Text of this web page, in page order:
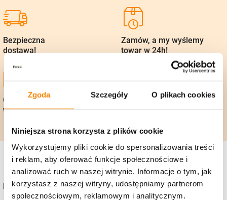
Zgoda Szczegóły O plikach cookies
Niniejsza strona korzysta z plików cookie
Wykorzystujemy pliki cookie do spersonalizowania treści
i reklam, aby oferować funkcje społecznościowe i
analizować ruch w naszej witrynie. Informacje o tym, jak
korzystasz z naszej witryny, udostępniamy partnerom
społecznościowym, reklamowym i analitycznym.
Bezpieczna
dostawa!
Zamów, a my wyślemy
towar w 24h!
Gwarancja zwrotu
w 14 dni
Polska firma, 25 lat
Kontakt